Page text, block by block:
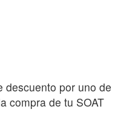
descuento por uno de
compra de tu SOAT